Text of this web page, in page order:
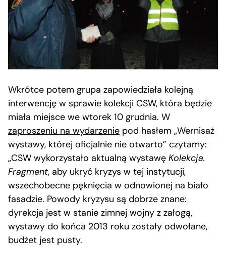
Wkrótce potem grupa zapowiedziała kolejną
interwencję w sprawie kolekcji CSW, która będzie
miała miejsce we wtorek 10 grudnia. W
zaproszeniu na wydarzenie pod hasłem „Wernisaż
wystawy, której oficjalnie nie otwarto” czytamy:
„CSW wykorzystało aktualną wystawę Kolekcja.
Fragment, aby ukryć kryzys w tej instytucji,
wszechobecne pęknięcia w odnowionej na biało
fasadzie. Powody kryzysu są dobrze znane:
dyrekcja jest w stanie zimnej wojny z załogą,
wystawy do końca 2013 roku zostały odwołane,
budżet jest pusty.